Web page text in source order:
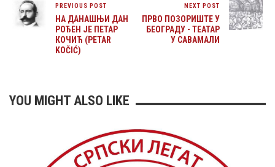
PREVIOUS POST
НА ДАНАШЊИ ДАН
РОЂЕН ЈЕ ПЕТАР
КОЧИЋ (PETAR
KOČIĆ)
NEXT POST
ПРВО ПОЗОРИШТЕ У
БЕОГРАДУ - ТЕАТАР
У САВАМАЛИ
YOU MIGHT ALSO LIKE